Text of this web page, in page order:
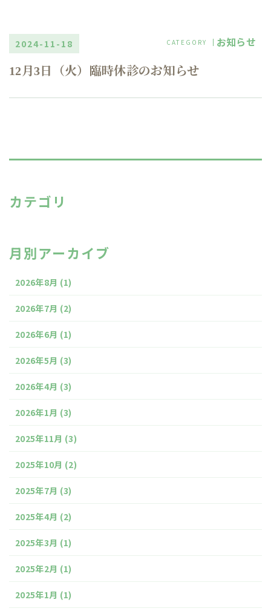
お知らせ
2024-11-18
12月3日（火）臨時休診のお知らせ
カテゴリ
月別アーカイブ
2026年8月 (1)
2026年7月 (2)
2026年6月 (1)
2026年5月 (3)
2026年4月 (3)
2026年1月 (3)
2025年11月 (3)
2025年10月 (2)
2025年7月 (3)
2025年4月 (2)
2025年3月 (1)
2025年2月 (1)
2025年1月 (1)